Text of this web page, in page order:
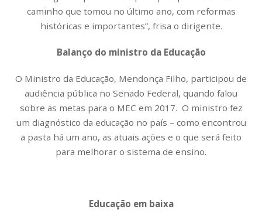
caminho que tomou no último ano, com reformas
históricas e importantes”, frisa o dirigente.
Balanço do ministro da Educação
O Ministro da Educação, Mendonça Filho, participou de
audiência pública no Senado Federal, quando falou
sobre as metas para o MEC em 2017. O ministro fez
um diagnóstico da educação no país – como encontrou
a pasta há um ano, as atuais ações e o que será feito
para melhorar o sistema de ensino.
Educação em baixa